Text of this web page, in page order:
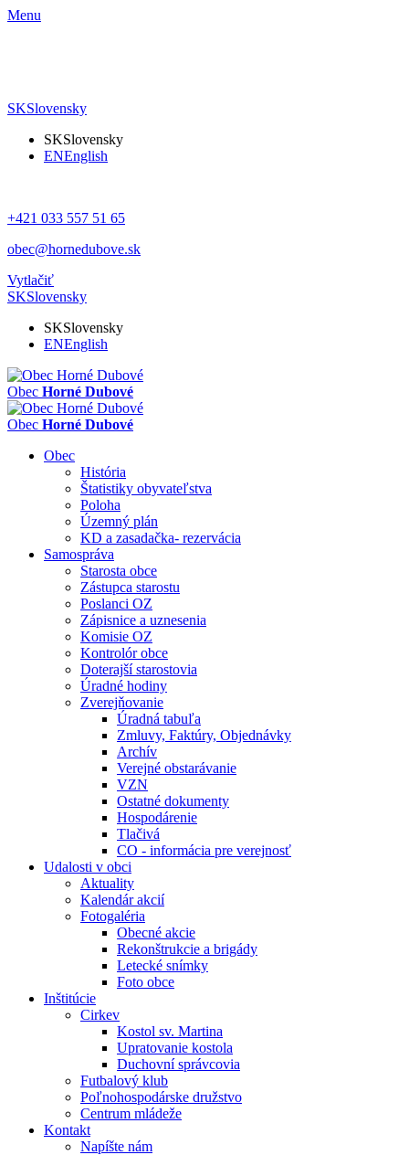
Menu
SKSlovensky
SKSlovensky
ENEnglish
+421 033 557 51 65
obec@hornedubove.sk
Vytlačiť
SKSlovensky
SKSlovensky
ENEnglish
Obec Horné Dubové
Obec Horné Dubové
Obec
História
Štatistiky obyvateľstva
Poloha
Územný plán
KD a zasadačka- rezervácia
Samospráva
Starosta obce
Zástupca starostu
Poslanci OZ
Zápisnice a uznesenia
Komisie OZ
Kontrolór obce
Doterajší starostovia
Úradné hodiny
Zverejňovanie
Úradná tabuľa
Zmluvy, Faktúry, Objednávky
Archív
Verejné obstarávanie
VZN
Ostatné dokumenty
Hospodárenie
Tlačivá
CO - informácia pre verejnosť
Udalosti v obci
Aktuality
Kalendár akcií
Fotogaléria
Obecné akcie
Rekonštrukcie a brigády
Letecké snímky
Foto obce
Inštitúcie
Cirkev
Kostol sv. Martina
Upratovanie kostola
Duchovní správcovia
Futbalový klub
Poľnohospodárske družstvo
Centrum mládeže
Kontakt
Napíšte nám